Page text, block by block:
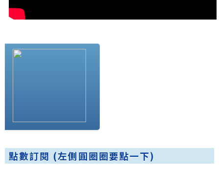
點數訂閱 (左側圓圈圈要點一下)